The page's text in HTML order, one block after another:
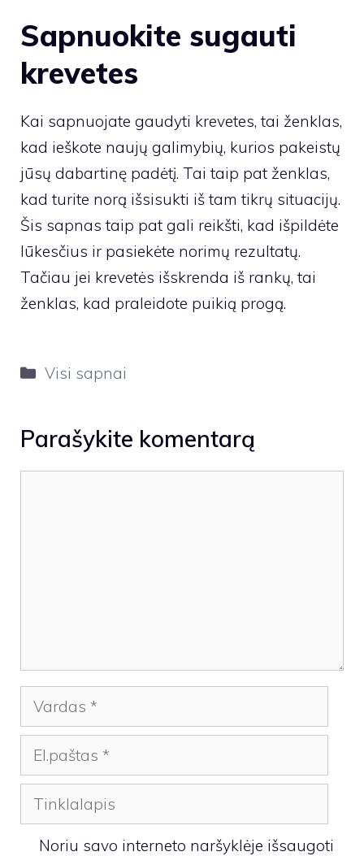
Sapnuokite sugauti
krevetes
Kai sapnuojate gaudyti krevetes, tai ženklas,
kad ieškote naujų galimybių, kurios pakeistų
jūsų dabartinę padėtį. Tai taip pat ženklas,
kad turite norą išsisukti iš tam tikrų situacijų.
Šis sapnas taip pat gali reikšti, kad išpildėte
lūkesčius ir pasiekėte norimų rezultatų.
Tačiau jei krevetės išskrenda iš rankų, tai
ženklas, kad praleidote puikią progą.
Kategorijos
Visi sapnai
Parašykite komentarą
Vardas
El.paštas
Tinklalapis
Noriu savo interneto naršyklėje išsaugoti